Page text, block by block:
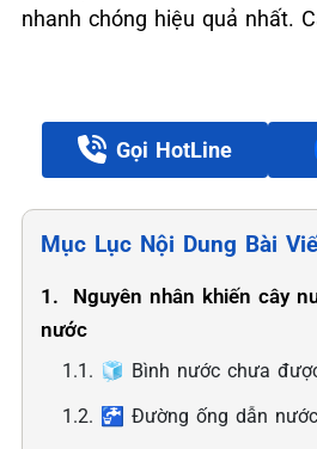
nhanh chóng hiệu quả nhất.
Gọi HotLine
Mục Lục Nội Dung Bài
1. ️ Nguyên nhân khiến cây
nước
1.1. 🧊 Bình nước chưa
1.2. 🚰 Đường ống dẫn